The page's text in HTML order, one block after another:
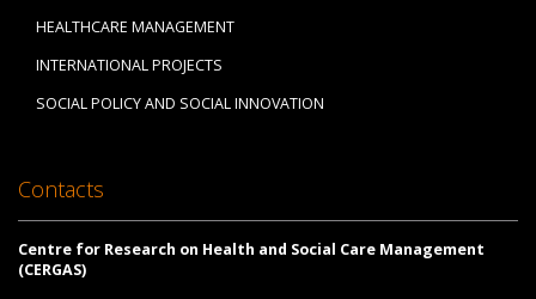
HEALTHCARE MANAGEMENT
INTERNATIONAL PROJECTS
SOCIAL POLICY AND SOCIAL INNOVATION
Contacts
Centre for Research on Health and Social Care Management
(CERGAS)